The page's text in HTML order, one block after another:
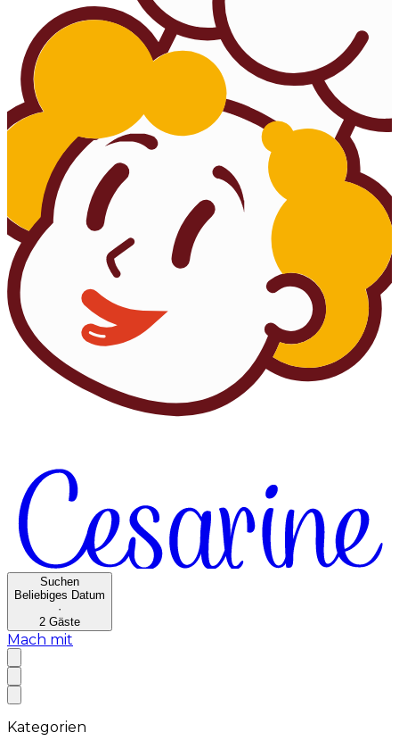
Suchen
Beliebiges Datum
·
2 Gäste
Mach mit
Kategorien